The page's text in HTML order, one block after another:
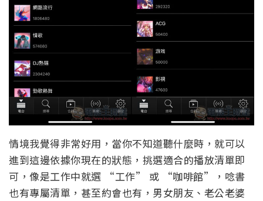
情境我覺得非常好用，當你不知道聽什麼時，就可以
進到這邊依據你現在的狀態，挑選適合的播放清單即
可，像是工作中就選 “工作” 或 “咖啡館”，唸書
也有專屬清單，甚至約會也有，男女朋友、老公老婆